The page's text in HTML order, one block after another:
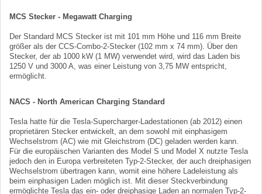
MCS Stecker - Megawatt Charging
Der Standard MCS Stecker ist mit 101 mm Höhe und 116 mm Breite
größer als der CCS-Combo-2-Stecker (102 mm x 74 mm). Über den
Stecker, der ab 1000 kW (1 MW) verwendet wird, wird das Laden bis
1250 V und 3000 A, was einer Leistung von 3,75 MW entspricht,
ermöglicht.
NACS - North American Charging Standard
Tesla hatte für die Tesla-Supercharger-Ladestationen (ab 2012) einen
proprietären Stecker entwickelt, an dem sowohl mit einphasigem
Wechselstrom (AC) wie mit Gleichstrom (DC) geladen werden kann.
Für die europäischen Varianten des Model S und Model X nutzte Tesla
jedoch den in Europa verbreiteten Typ-2-Stecker, der auch dreiphasigen
Wechselstrom übertragen kann, womit eine höhere Ladeleistung als
beim einphasigen Laden möglich ist. Mit dieser Steckverbindung
ermöglichte Tesla das ein- oder dreiphasige Laden an normalen Typ-2-